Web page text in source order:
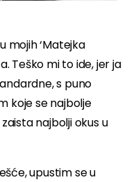
mojih ‘Matejka
Teško mi to ide, jer ja
s puno
koje se najbolje
najbolji okus u
upustim se u